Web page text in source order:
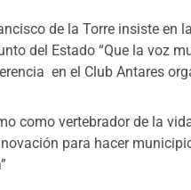
de la Torre insiste en
del Estado “Que la voz
en el Club Antares
como vertebrador de la
para hacer